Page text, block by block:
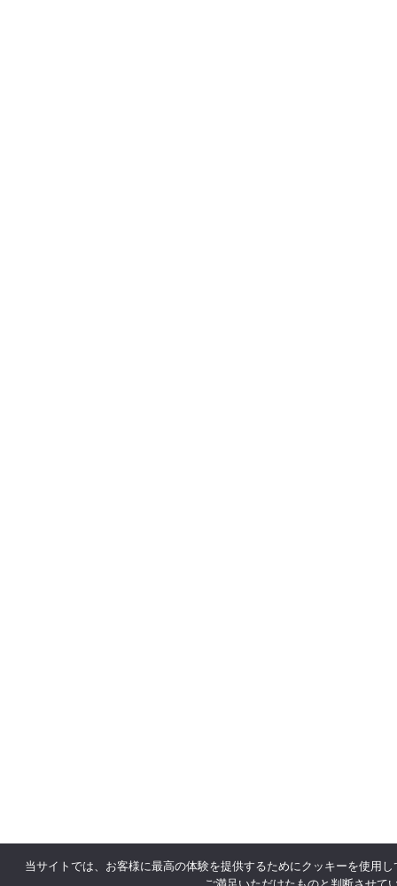
当サイトでは、お客様に最高の体験を提供するためにクッキーを使用